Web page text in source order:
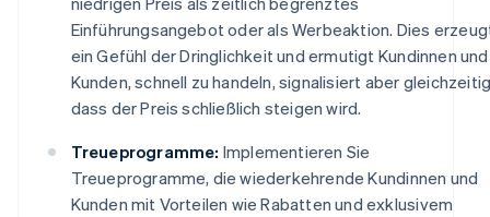
Einführungsangebot oder als Werbeaktion. Dies
ein Gefühl der Dringlichkeit und ermutigt Kundinnen und
Kunden, schnell zu handeln, signalisiert aber
dass der Preis schließlich steigen wird.
Treueprogramme: Implementieren Sie
Treueprogramme, die wiederkehrende Kundinnen und
Kunden mit Vorteilen wie Rabatten und exklusivem